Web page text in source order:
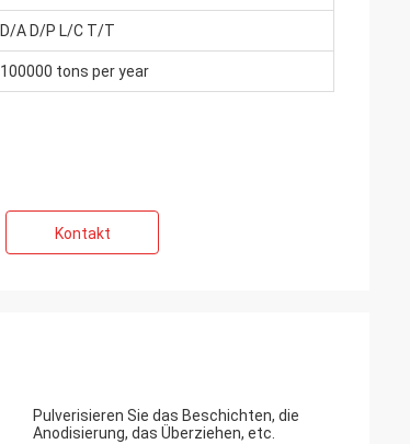
D/A D/P L/C T/T
100000 tons per year
Kontakt
Pulverisieren Sie das Beschichten, die
Anodisierung, das Überziehen, etc.